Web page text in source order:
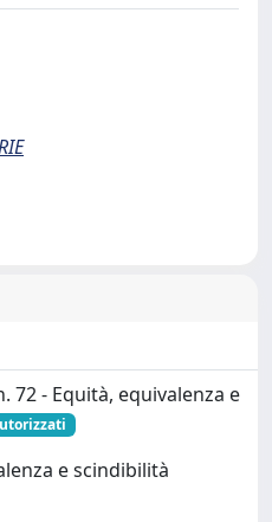
72 - Equità, equivalenza e
e scindibilità